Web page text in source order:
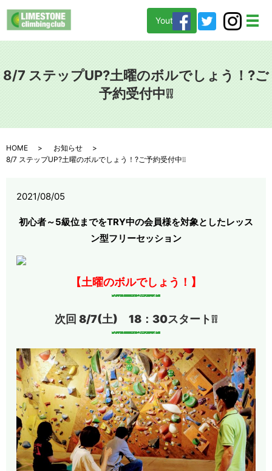
メ
Youtube
8/7 ステップUP?土曜のボルでしょう！?ご
予約受付中❕❕
HOME
お知らせ
8/7 ステップUP?土曜のボルでしょう！?ご予約受付中❕❕
2021/08/05
初心者～5級位までをTRY中の会員様を対象としたレッス
ン型フリーセッション
【土曜のボルでしょう！】
次回 8/7(土) 18：30スタート❕❕